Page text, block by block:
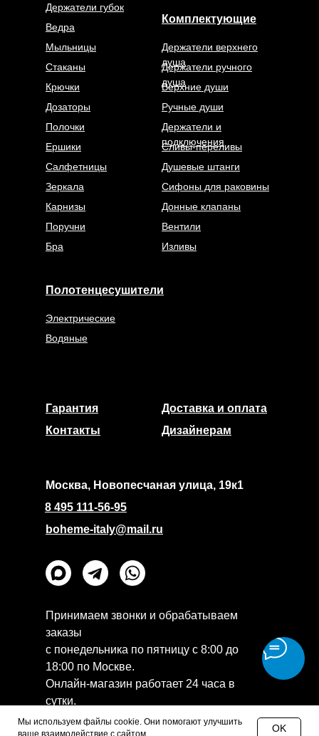
Мы используем файлы cookie. Они помогают улучшить
ваше взаимодействие с сайтом.
OK
Держатели верхнего
душа
Комплектующие
Дизайнерам
Доставка и оплата
Гарантия
Контакты
Полотенцесушители
Электрические
Водяные
Держатели и
подключения
Держатели ручного
душа
Верхние души
Ручные души
Сливы-переливы
Душевые штанги
Сифоны для раковины
Изливы
Салфетницы
Ведра
Ершики
Полочки
Бра
Зеркала
Поручни
Карнизы
Дозаторы
Крючки
Стаканы
Держатели губок
Мыльницы
Вентили
Донные клапаны
8 495 111-56-95
Москва, Новопесчаная улица, 19к1
boheme-italy@mail.ru
Принимаем звонки и обрабатываем
заказы
с понедельника по пятницу с 8:00 до
18:00 по Москве.
Онлайн-магазин работает 24 часа в
сутки.
Политика конфиденциальности